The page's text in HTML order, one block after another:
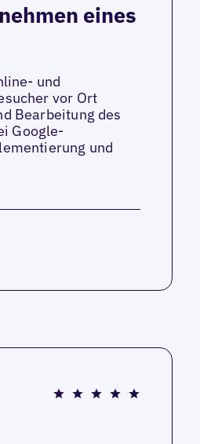
eines
und
vor Ort
Bearbeitung des
Google-
und